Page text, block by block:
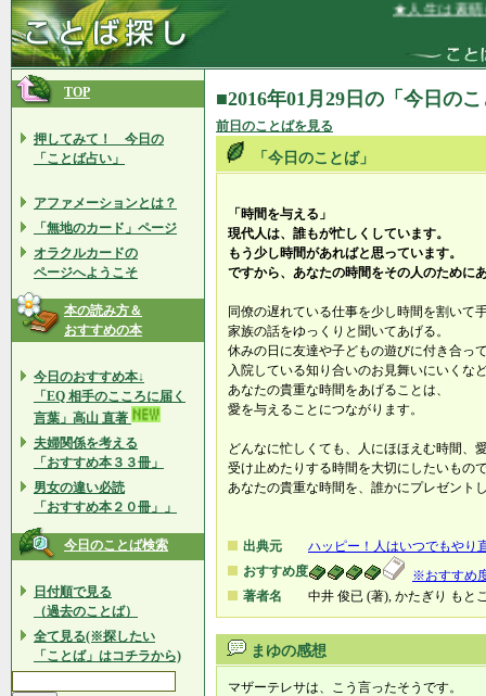
★人生は素晴ら
TOP
押してみて！ 今日の
「ことば占い」
アファメーションとは？
「無地のカード」ページ
オラクルカードの
ページへようこそ
本の読み方＆
おすすめの本
今日のおすすめ本↓
「EQ 相手のこころに届く
言葉」高山 直著
夫婦関係を考える
「おすすめ本３３冊」
男女の違い必読
「おすすめ本２０冊」」
今日のことば検索
日付順で見る
（過去のことば）
全て見る(※探したい
「ことば」はコチラから)
■2016年01月29日の「今日の
前日のことばを見る
「今日のことば」
「時間を与える」
現代人は、誰もが忙しくしています。
もう少し時間があればと思っています。
ですから、あなたの時間をその人のために
同僚の遅れている仕事を少し時間を割いて
家族の話をゆっくりと聞いてあげる。
休みの日に友達や子どもの遊びに付き合っ
入院している知り合いのお見舞いにいくな
あなたの貴重な時間をあげることは、
愛を与えることにつながります。
どんなに忙しくても、人にほほえむ時間、
受け止めたりする時間を大切にしたいもの
あなたの貴重な時間を、誰かにプレゼント
出典元
ハッピー！人はいつでもやり
おすすめ度
※おすすめ
著者名
中井 俊已 (著), かたぎり もと
まゆの感想
マザーテレサは、こう言ったそうです。